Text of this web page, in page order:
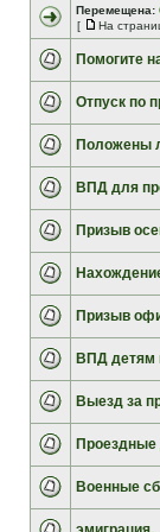
Перемещена:
[ На
Помогите
Отпуск по
Положены
ВПД для
Призыв
Призыв
ВПД детям
Выезд за
Военные